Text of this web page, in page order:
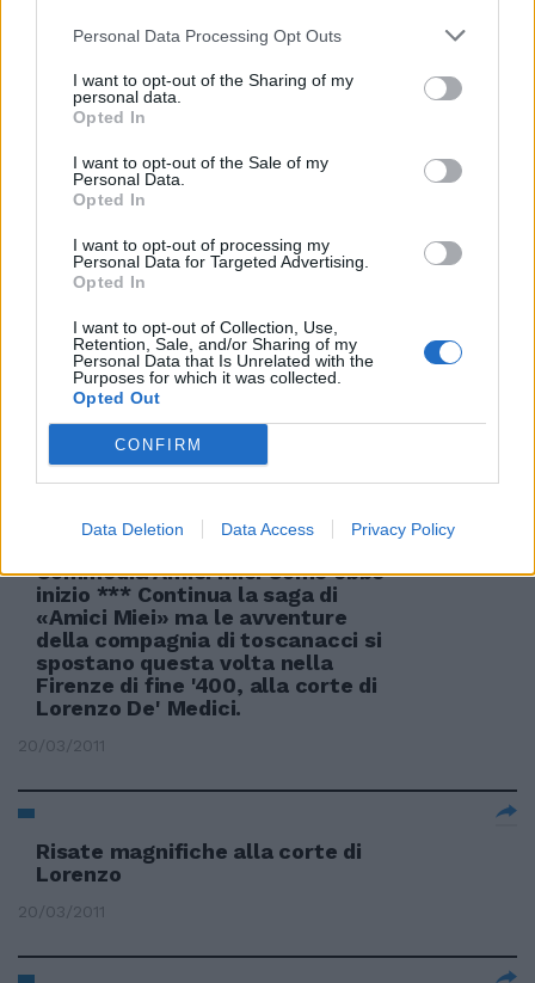
Personal Data Processing Opt Outs
I want to opt-out of the Sharing of my
personal data.
Opted In
I want to opt-out of the Sale of my
Personal Data.
Opted In
I want to opt-out of processing my
Personal Data for Targeted Advertising.
Opted In
I want to opt-out of Collection, Use,
Retention, Sale, and/or Sharing of my
Personal Data that Is Unrelated with the
Purposes for which it was collected.
Opted Out
CONFIRM
Data Deletion Data Access Privacy Policy
La crisi ci costerà 160 miliardi
Corte dei Conti La crisi costerà
160 miliardi
Tremonti minaccia il ricorso alla
Corte Ue
22/05/2011
Commedia Amici miei Come ebbe
inizio *** Continua la saga di
«Amici Miei» ma le avventure
della compagnia di toscanacci si
spostano questa volta nella
Firenze di fine '400, alla corte di
Lorenzo De' Medici.
20/03/2011
Risate magnifiche alla corte di
Lorenzo
20/03/2011